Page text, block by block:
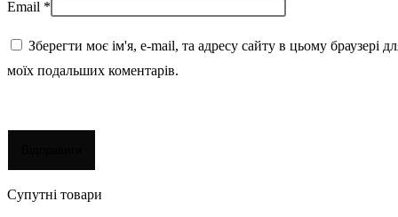
Email *
Зберегти моє ім'я, e-mail, та адресу сайту в цьому браузері
моїх подальших коментарів.
Супутні товари